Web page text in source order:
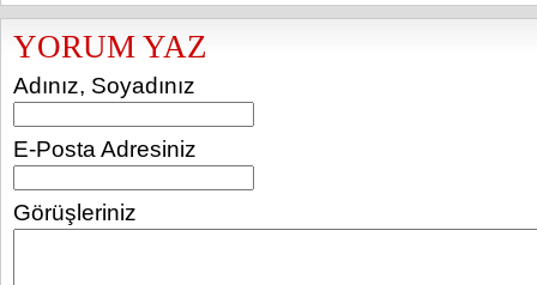
YORUM YAZ
Adınız, Soyadınız
E-Posta Adresiniz
Görüşleriniz